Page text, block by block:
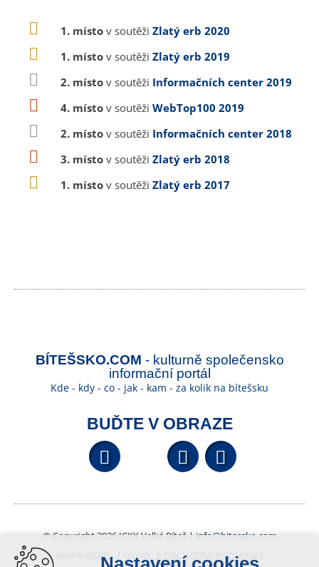
1. místo v soutěži Zlatý erb 2020
1. místo v soutěži Zlatý erb 2019
2. místo v soutěži Informačních center 2019
4. místo v soutěži WebTop100 2019
2. místo v soutěži Informačních center 2018
3. místo v soutěži Zlatý erb 2018
1. místo v soutěži Zlatý erb 2017
BÍTEŠSKO.COM - kulturně společensko
informační portál
Kde - kdy - co - jak - kam - za kolik na bítešsku
BUĎTE V OBRAZE
Facebook YouTube
© Copyright 2026 ICKK Velká Bíteš | info@bitessko.com
MAPA WEBU
ÚVOD
OBCHODNÍ PODMÍNKY